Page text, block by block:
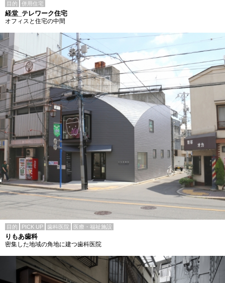
目的 併用住宅
経堂_テレワーク住宅
オフィスと住宅の中間
目的 PICK UP 歯科医院 医療・福祉施設
りもあ歯科
密集した地域の角地に建つ歯科医院